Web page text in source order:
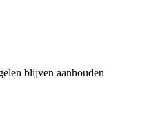
blijven aanhouden